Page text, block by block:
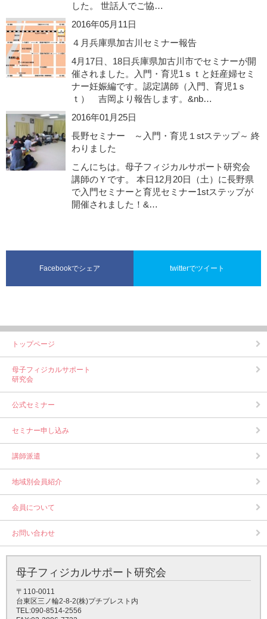
した。 世話人でご協…
2016年05月11日
４月兵庫県加古川セミナー報告
4月17日、18日兵庫県加古川市でセミナーが開
催されました。入門・育児1ｓｔと妊産婦セミ
ナー妊娠編です。認定講師（入門、育児1ｓ
ｔ） 吉岡より報告します。&nb…
2016年01月25日
長野セミナー ～入門・育児１stステップ～ 終
わりました
こんにちは。母子フィジカルサポート研究会
講師のＹです。 本日12月20日（土）に長野県
で入門セミナーと育児セミナー1stステップが
開催されました！&…
Facebookでシェア twitterでツイート
トップページ
母子フィジカルサポート
研究会
公式セミナー
セミナー申し込み
講師派遣
地域別会員紹介
会員について
お問い合わせ
母子フィジカルサポート研究会
〒110-0011
台東区三ノ輪2-8-2(株)プチブレスト内
TEL:090-8514-2556